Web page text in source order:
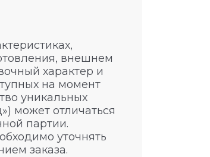
внешнем
характер и
на момент
уникальных
может отличаться
партии.
уточнять
заказа.